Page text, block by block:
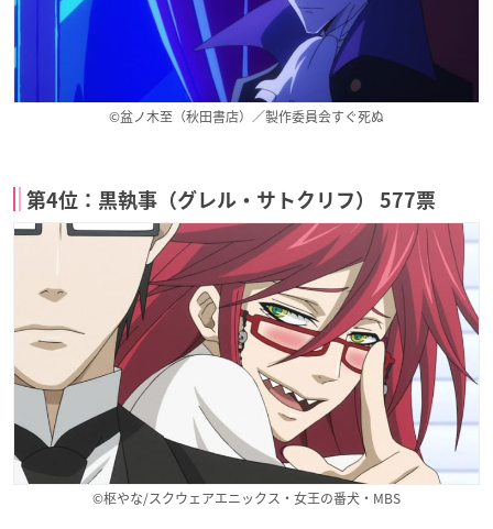
©盆ノ木至（秋田書店）／製作委員会すぐ死ぬ
第4位：黒執事（グレル・サトクリフ） 577票
©枢やな/スクウェアエニックス・女王の番犬・MBS